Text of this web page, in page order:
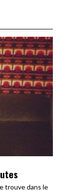
trouve dans le